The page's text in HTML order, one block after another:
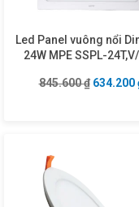
Led Panel vuông nổi
24W MPE SSPL-
845.600₫ Giá gốc
634.200